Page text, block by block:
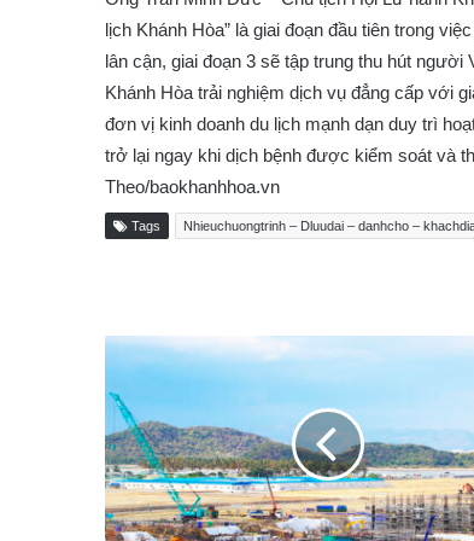
lịch Khánh Hòa” là giai đoạn đầu tiên trong
lân cận, giai đoạn 3 sẽ tập trung thu hút
Khánh Hòa trải nghiệm dịch vụ đẳng cấp với
đơn vị kinh doanh du lịch mạnh dạn duy trì
trở lại ngay khi dịch bệnh được kiểm soát và
Theo/baokhanhhoa.vn
Tags Nhieuchuongtrinh – Dluudai – danhcho –